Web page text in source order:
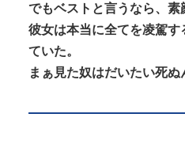
でもベストと言うなら、素
彼女は本当に全てを凌駕
ていた。
まぁ見た奴はだいたい死ぬ